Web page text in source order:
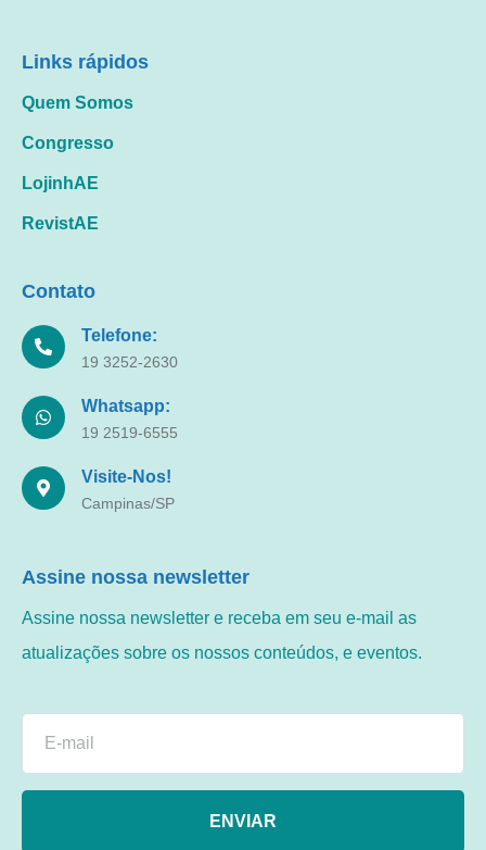
Links rápidos
Quem Somos
Congresso
LojinhAE
RevistAE
Contato
Telefone:
19 3252-2630
Whatsapp:
19 2519-6555
Visite-Nos!
Campinas/SP
Assine nossa newsletter
Assine nossa newsletter e receba em seu e-mail as
atualizações sobre os nossos conteúdos, e eventos.
ENVIAR